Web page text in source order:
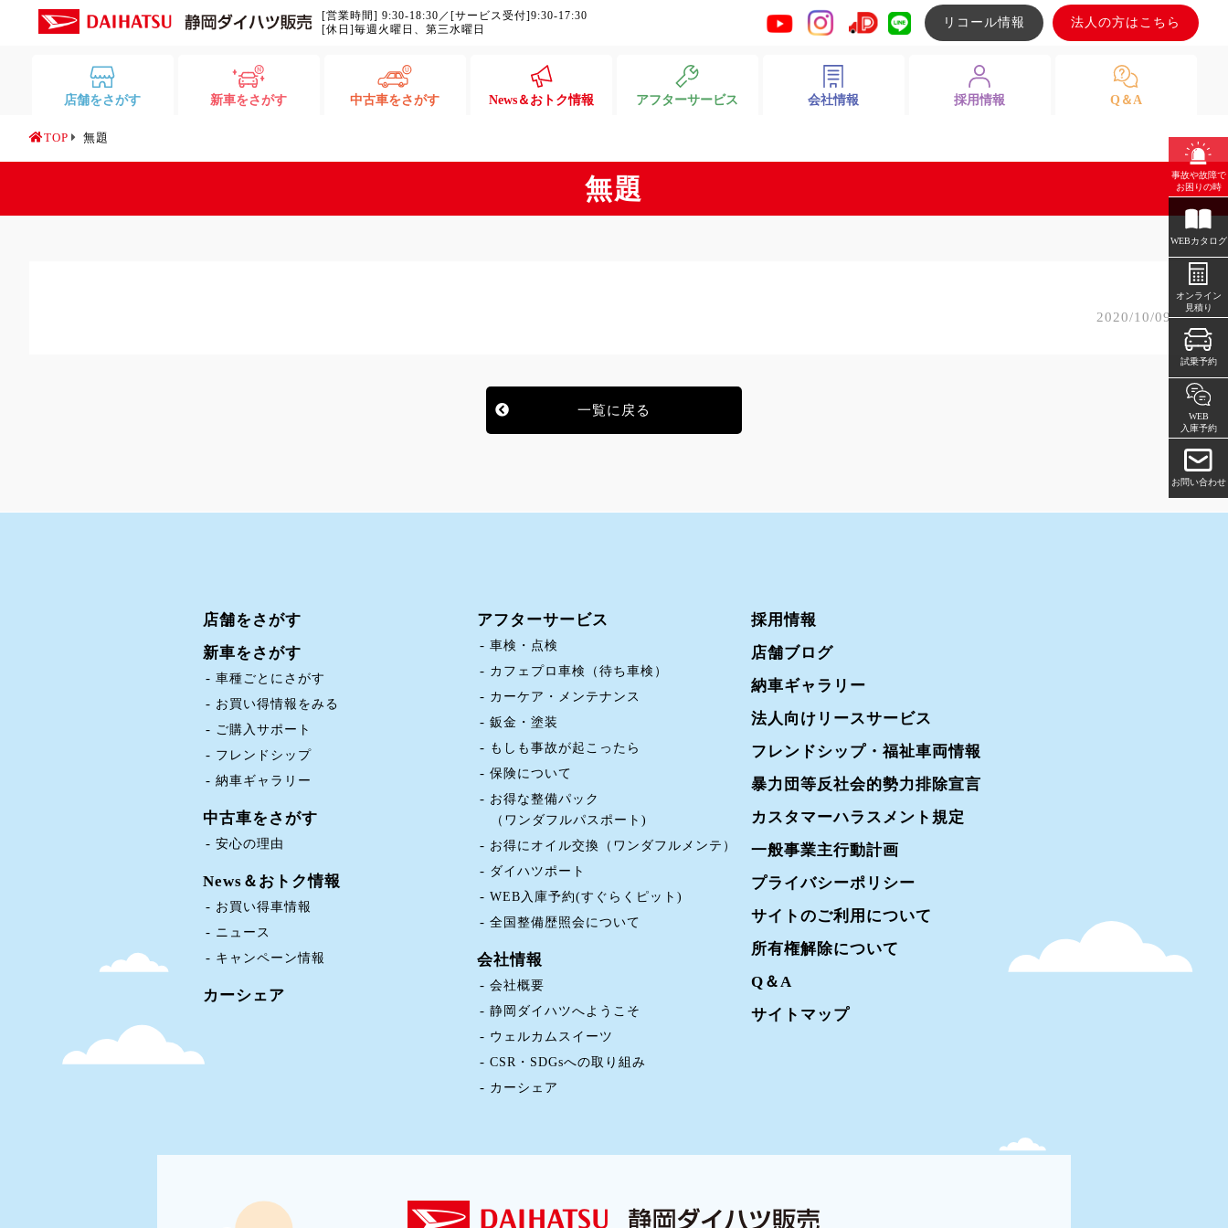
[営業時間] 9:30-18:30／[サービス受付]9:30-17:30
[休日]毎週火曜日、第三水曜日
リコール情報 法人の方はこちら
店舗をさがす 新車をさがす 中古車をさがす News＆おトク情報 アフターサービス 会社情報 採用情報 Q＆A
事故や故障で
お困りの時
WEBカタログ
オンライン
見積り
試乗予約
WEB
入庫予約
お問い合わせ
TOP 無題
無題
2020/10/09
一覧に戻る
店舗をさがす
新車をさがす
車種ごとにさがす
お買い得情報をみる
ご購入サポート
フレンドシップ
納車ギャラリー
中古車をさがす
安心の理由
News＆おトク情報
お買い得車情報
ニュース
キャンペーン情報
カーシェア
アフターサービス
車検・点検
カフェプロ車検（待ち車検）
カーケア・メンテナンス
鈑金・塗装
もしも事故が起こったら
保険について
お得な整備パック
（ワンダフルパスポート)
お得にオイル交換（ワンダフルメンテ）
ダイハツポート
WEB入庫予約(すぐらくピット)
全国整備歴照会について
会社情報
会社概要
静岡ダイハツへようこそ
ウェルカムスイーツ
CSR・SDGsへの取り組み
カーシェア
採用情報
店舗ブログ
納車ギャラリー
法人向けリースサービス
フレンドシップ・福祉車両情報
暴力団等反社会的勢力排除宣言
カスタマーハラスメント規定
一般事業主行動計画
プライバシーポリシー
サイトのご利用について
所有権解除について
Q＆A
サイトマップ